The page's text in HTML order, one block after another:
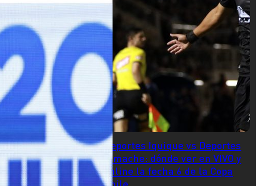
Deportes Iquique vs Deportes
Limache: dónde ver en VIVO y
online la fecha 6 de la Copa
Chile